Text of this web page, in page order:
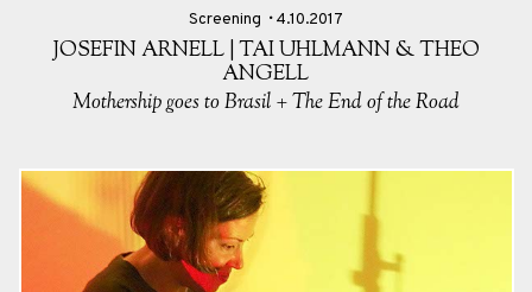
Screening 4.10.2017
JOSEFIN ARNELL | TAI UHLMANN & THEO
ANGELL
Mothership goes to Brasil + The End of the Road